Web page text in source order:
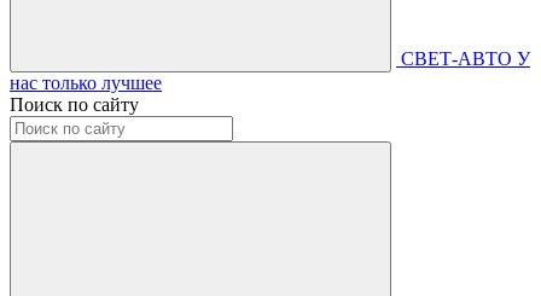
СВЕТ-АВТО У
нас только лучшее
Поиск по сайту